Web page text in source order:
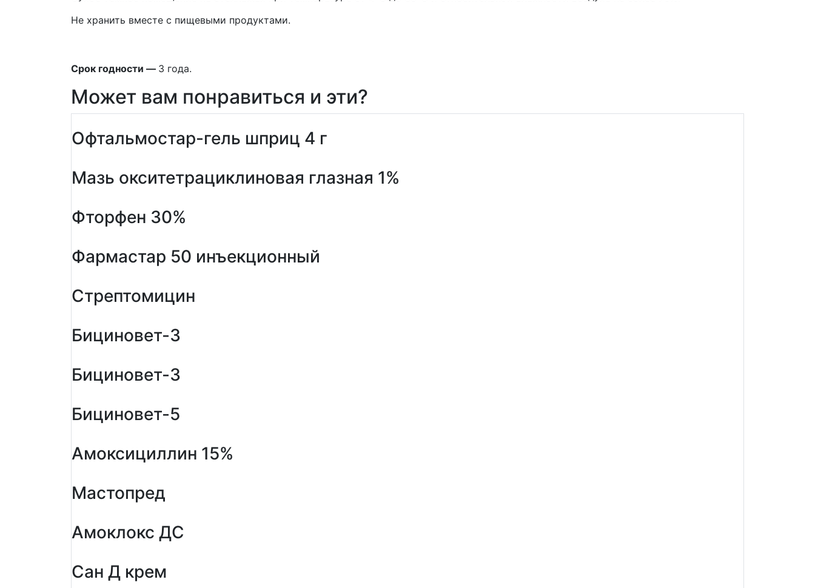
Не хранить вместе с пищевыми продуктами.
Срок годности — 3 года.
Может вам понравиться и эти?
Офтальмостар-гель шприц 4 г
Мазь окситетрациклиновая глазная 1%
Фторфен 30%
Фармастар 50 инъекционный
Стрептомицин
Бициновет-3
Бициновет-3
Бициновет-5
Амоксициллин 15%
Мастопред
Амоклокс ДС
Сан Д крем